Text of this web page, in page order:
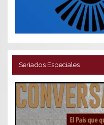
Seriados Especiales